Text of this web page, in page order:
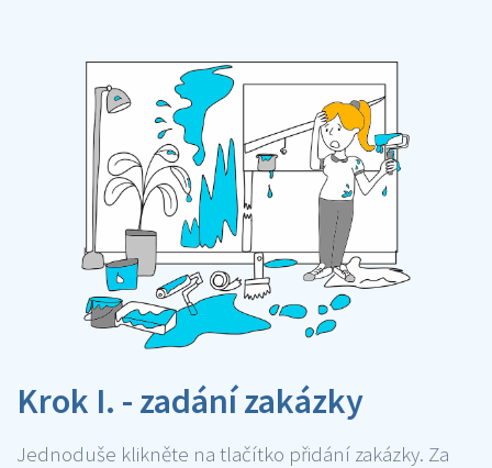
Krok I. - zadání zakázky
Jednoduše klikněte na tlačítko přidání zakázky. Za